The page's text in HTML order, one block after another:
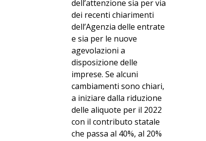
dell’attenzione sia per via
dei recenti chiarimenti
dell’Agenzia delle entrate
e sia per le nuove
agevolazioni a
disposizione delle
imprese. Se alcuni
cambiamenti sono chiari,
a iniziare dalla riduzione
delle aliquote per il 2022
con il contributo statale
che passa al 40%, al 20%